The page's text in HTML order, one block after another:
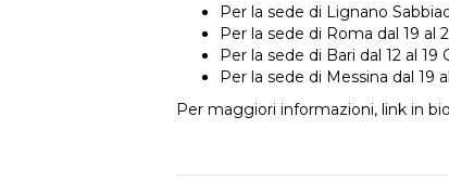
Per la sede di Lignano
Per la sede di Roma dal 19 al
Per la sede di Bari dal 12 al
Per la sede di Messina dal 19
Per maggiori informazioni, link in